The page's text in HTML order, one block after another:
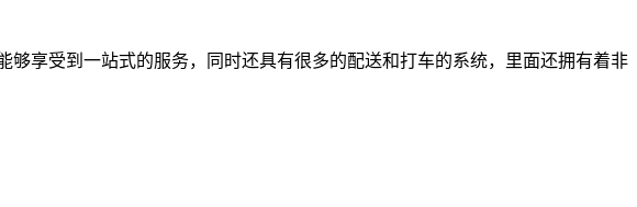
享受到一站式的服务，同时还具有很多的配送和打车的系统，里面还拥有着非